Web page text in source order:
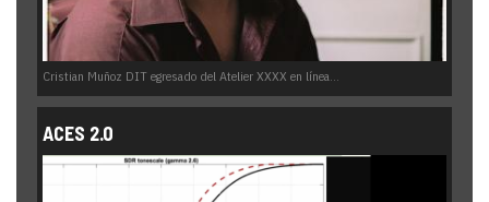
Cristian Muñoz DIT egresado del Atelier XXXX en línea...
ACES 2.0